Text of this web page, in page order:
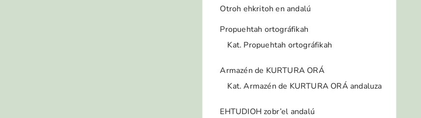
Otroh ehkritoh en andalú
Propuehtah ortográfikah
Kat. Propuehtah ortográfikah
Armazén de KURTURA ORÁ
Kat. Armazén de KURTURA ORÁ andaluza
EHTUDIOH zobr’el andalú